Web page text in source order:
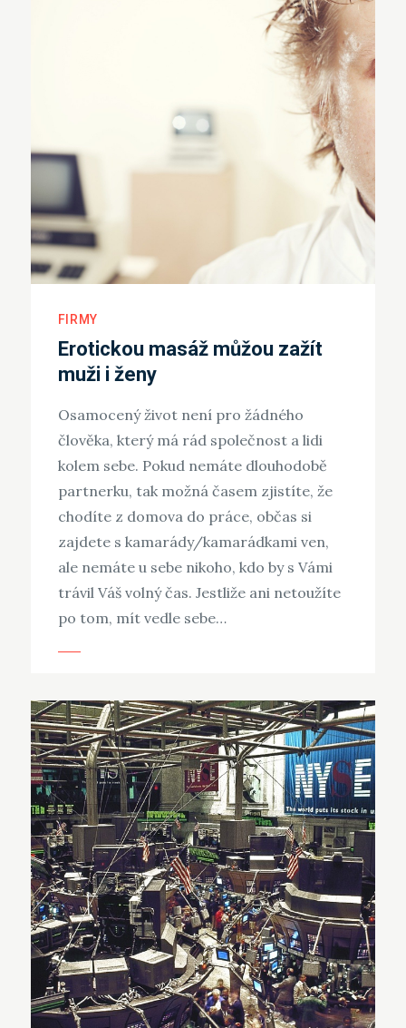
FIRMY
Erotickou masáž můžou zažít
muži i ženy
Osamocený život není pro žádného
člověka, který má rád společnost a lidi
kolem sebe. Pokud nemáte dlouhodobě
partnerku, tak možná časem zjistíte, že
chodíte z domova do práce, občas si
zajdete s kamarády/kamarádkami ven,
ale nemáte u sebe nikoho, kdo by s Vámi
trávil Váš volný čas. Jestliže ani netoužíte
po tom, mít vedle sebe…